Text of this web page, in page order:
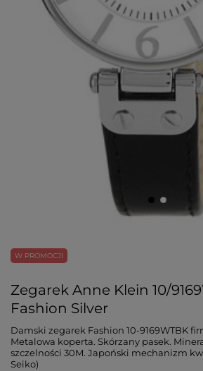
W PROMOCJI
Zegarek Anne Klein 10/
Fashion Silver
Damski zegarek Fashion 10-9169WTBK
Metalowa koperta. Skórzany pasek.
szczelności 30M. Japoński mechanizm
Seiko)